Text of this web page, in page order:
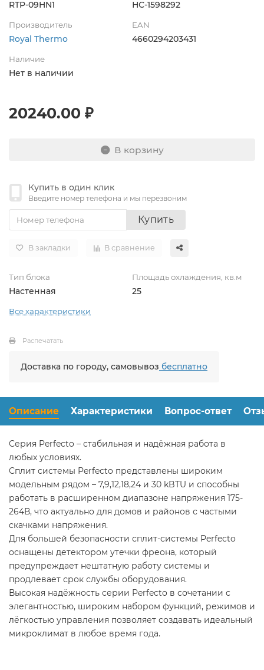
RTP-09HN1 НС-1598292
Производитель
Royal Thermo
EAN
4660294203431
Наличие
Нет в наличии
20240.00 ₽
В корзину
Купить в один клик
Введите номер телефона и мы перезвоним
Купить
В закладки В сравнение
Тип блока
Настенная
Площадь охлаждения, кв.м
25
Все характеристики
Распечатать
Доставка по городу, самовывоз бесплатно
Описание Характеристики Вопрос-ответ
Серия Perfecto – стабильная и надёжная работа в
любых условиях.
Сплит системы Perfecto представлены широким
модельным рядом – 7,9,12,18,24 и 30 kBTU и способны
работать в расширенном диапазоне напряжения 175-
264В, что актуально для домов и районов с частыми
скачками напряжения.
Для большей безопасности сплит-системы Perfecto
оснащены детектором утечки фреона, который
предупреждает нештатную работу системы и
продлевает срок службы оборудования.
Высокая надёжность серии Perfecto в сочетании с
элегантностью, широким набором функций, режимов и
лёгкостью управления позволяет создавать идеальный
микроклимат в любое время года.